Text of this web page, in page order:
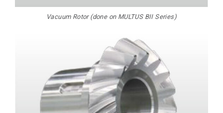
Vacuum Rotor (done on MULTUS BII Series)